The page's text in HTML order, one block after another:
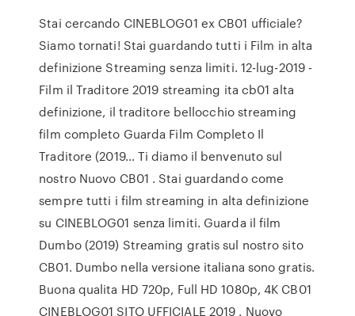
Stai cercando CINEBLOG01 ex CB01 ufficiale?
Siamo tornati! Stai guardando tutti i Film in alta
definizione Streaming senza limiti. 12-lug-2019 -
Film il Traditore 2019 streaming ita cb01 alta
definizione, il traditore bellocchio streaming
film completo Guarda Film Completo Il
Traditore (2019… Ti diamo il benvenuto sul
nostro Nuovo CB01 . Stai guardando come
sempre tutti i film streaming in alta definizione
su CINEBLOG01 senza limiti. Guarda il film
Dumbo (2019) Streaming gratis sul nostro sito
CB01. Dumbo nella versione italiana sono gratis.
Buona qualita HD 720p, Full HD 1080p, 4K CB01
CINEBLOG01 SITO UFFICIALE 2019 . Nuovo